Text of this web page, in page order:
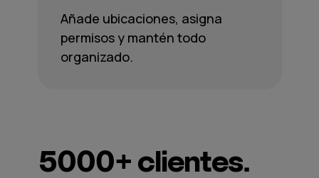
Añade ubicaciones, asigna
permisos y mantén todo
organizado.
5000+ clientes.